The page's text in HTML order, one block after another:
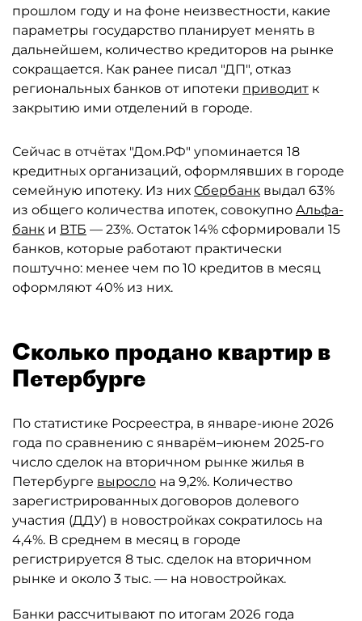
прошлом году и на фоне неизвестности, какие
параметры государство планирует менять в
дальнейшем, количество кредиторов на рынке
сокращается. Как ранее писал "ДП", отказ
региональных банков от ипотеки приводит к
закрытию ими отделений в городе.
Сейчас в отчётах "Дом.РФ" упоминается 18
кредитных организаций, оформлявших в городе
семейную ипотеку. Из них Сбербанк выдал 63%
из общего количества ипотек, совокупно Альфа-
банк и ВТБ — 23%. Остаток 14% сформировали 15
банков, которые работают практически
поштучно: менее чем по 10 кредитов в месяц
оформляют 40% из них.
Сколько продано квартир в
Петербурге
По статистике Росреестра, в январе-июне 2026
года по сравнению с январём–июнем 2025-го
число сделок на вторичном рынке жилья в
Петербурге выросло на 9,2%. Количество
зарегистрированных договоров долевого
участия (ДДУ) в новостройках сократилось на
4,4%. В среднем в месяц в городе
регистрируется 8 тыс. сделок на вторичном
рынке и около 3 тыс. — на новостройках.
Банки рассчитывают по итогам 2026 года